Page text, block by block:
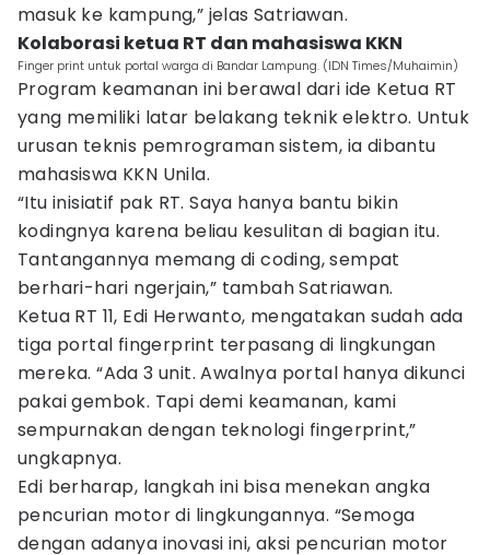
masuk ke kampung,” jelas Satriawan.
Kolaborasi ketua RT dan mahasiswa KKN
Finger print untuk portal warga di Bandar Lampung. (IDN Times/Muhaimin)
Program keamanan ini berawal dari ide Ketua RT
yang memiliki latar belakang teknik elektro. Untuk
urusan teknis pemrograman sistem, ia dibantu
mahasiswa KKN Unila.
“Itu inisiatif pak RT. Saya hanya bantu bikin
kodingnya karena beliau kesulitan di bagian itu.
Tantangannya memang di coding, sempat
berhari-hari ngerjain,” tambah Satriawan.
Ketua RT 11, Edi Herwanto, mengatakan sudah ada
tiga portal fingerprint terpasang di lingkungan
mereka. “Ada 3 unit. Awalnya portal hanya dikunci
pakai gembok. Tapi demi keamanan, kami
sempurnakan dengan teknologi fingerprint,”
ungkapnya.
Edi berharap, langkah ini bisa menekan angka
pencurian motor di lingkungannya. “Semoga
dengan adanya inovasi ini, aksi pencurian motor